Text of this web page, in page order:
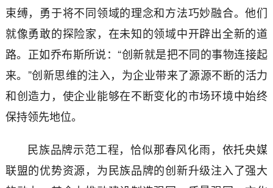
束缚，勇于将不同领域的理念和方法巧妙融合。他们
就像勇敢的探险家，在未知的领域中开辟出全新的道
路。正如乔布斯所说：“创新就是把不同的事物连接起
来。”创新思维的注入，为企业带来了源源不断的活力
和创造力，使企业能够在不断变化的市场环境中始终
保持领先地位。
民族品牌示范工程，恰似那春风化雨，依托央媒
联盟的优势资源，为民族品牌的创新升级注入了强大